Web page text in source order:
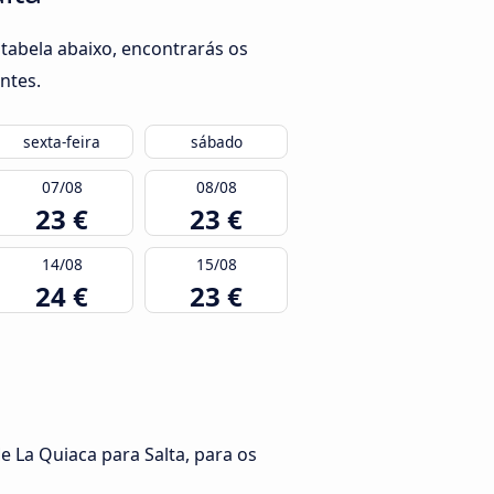
abaixo, encontrarás os
sexta-feira sábado
07/08
23 €
08/08
23 €
14/08
24 €
15/08
23 €
Quiaca para Salta, para os